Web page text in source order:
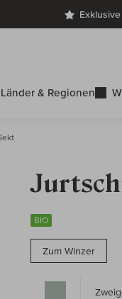
Länder & Regionen
BIO
Zum Winzer